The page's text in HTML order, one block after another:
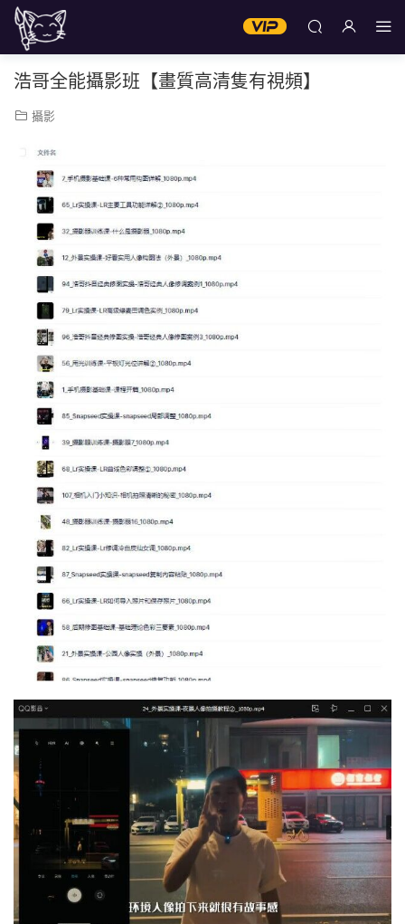
浩哥全能攝影班【畫質高清隻有視頻】
攝影